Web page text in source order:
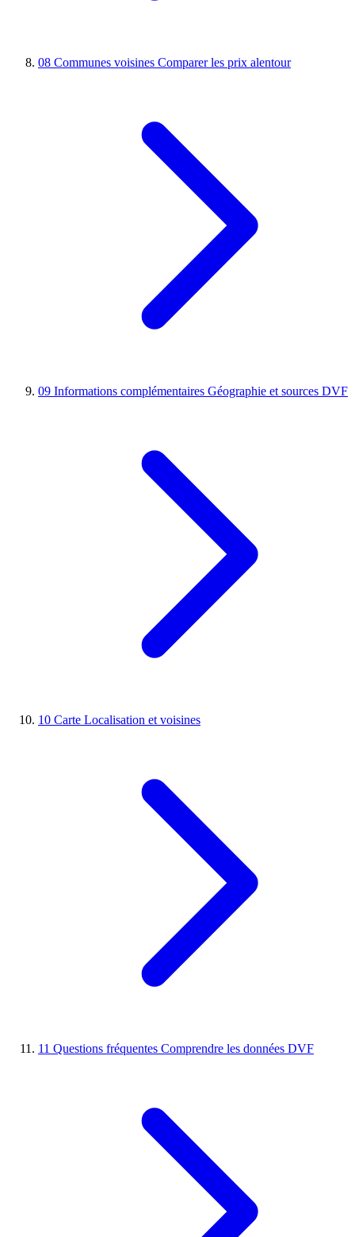
08 Communes voisines Comparer les prix alentour
09 Informations complémentaires Géographie et sources DVF
10 Carte Localisation et voisines
11 Questions fréquentes Comprendre les données DVF